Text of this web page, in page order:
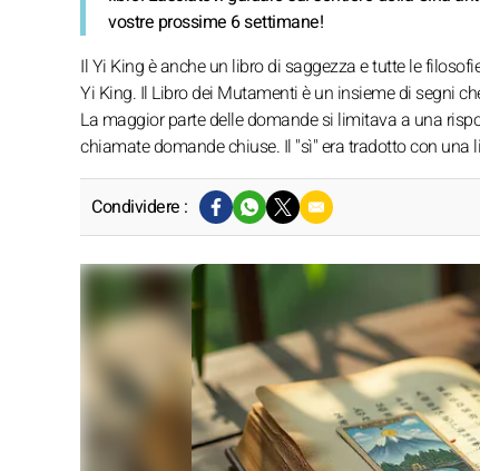
vostre prossime 6 settimane!
Il Yi King è anche un libro di saggezza e tutte le
Yi King. Il Libro dei Mutamenti è un insieme di segni
La maggior parte delle domande si limitava a una
chiamate domande chiuse. Il "sì" era tradotto con
Condividere :